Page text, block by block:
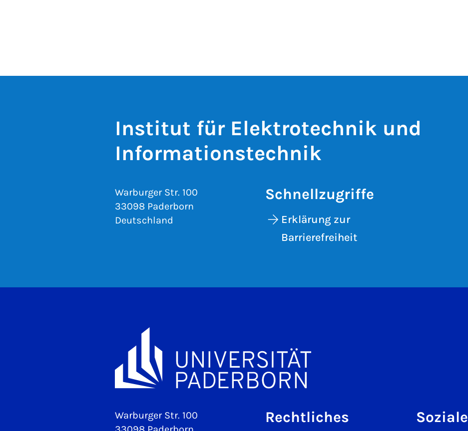
Institut für Elektrotechnik und
Informationstechnik
Warburger Str. 100
33098 Paderborn
Deutschland
Schnellzugriffe
Erklärung zur
Barrierefreiheit
Warburger Str. 100
Rechtliches